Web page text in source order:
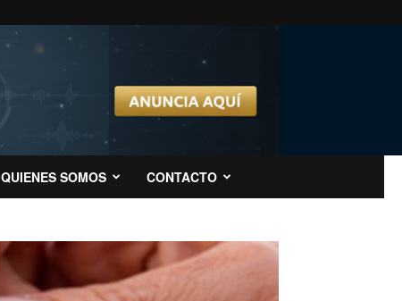
QUIENES SOMOS CONTACTO